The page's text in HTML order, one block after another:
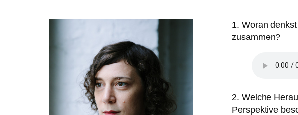
1. Woran
zusammen?
2. Welche
Perspektive